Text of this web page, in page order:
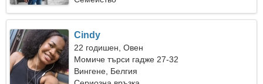
Cindy
22 годишен, Овен
Момиче търси гадже 27-32
Вингене, Белгия